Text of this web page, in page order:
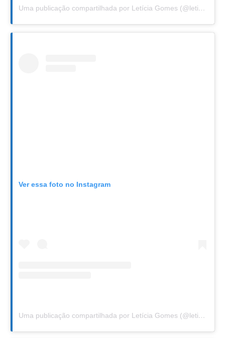
Uma publicação compartilhada por Letícia Gomes (@leticiafgomes)
Ver essa foto no Instagram
Uma publicação compartilhada por Letícia Gomes (@leticiafgomes)